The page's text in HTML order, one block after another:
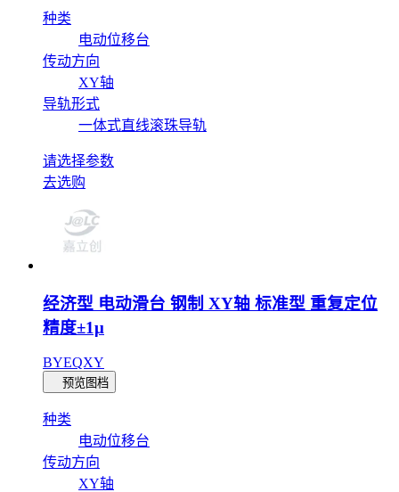
种类
电动位移台
传动方向
XY轴
导轨形式
一体式直线滚珠导轨
请选择参数
去选购
经济型 电动滑台 钢制 XY轴 标准型 重复定位
精度±1μ
BYEQXY
预览图档
种类
电动位移台
传动方向
XY轴